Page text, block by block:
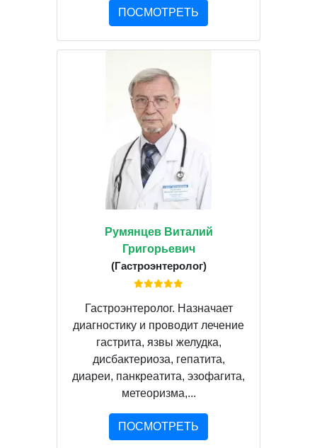
ПОСМОТРЕТЬ
Румянцев Виталий
Григорьевич
(Гастроэнтеролог)
Гастроэнтеролог. Назначает
диагностику и проводит лечение
гастрита, язвы желудка,
дисбактериоза, гепатита,
диареи, панкреатита, эзофагита,
метеоризма,...
ПОСМОТРЕТЬ